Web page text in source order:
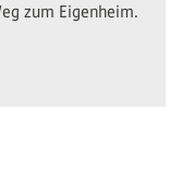
zum Eigenheim.